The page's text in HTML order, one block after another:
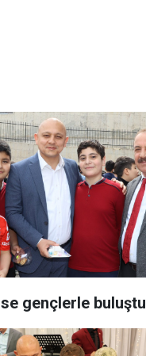
gençlerle buluştu